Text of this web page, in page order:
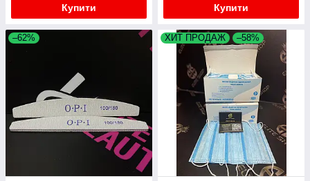
Купити Купити
–62% ХИТ ПРОДАЖ –58%